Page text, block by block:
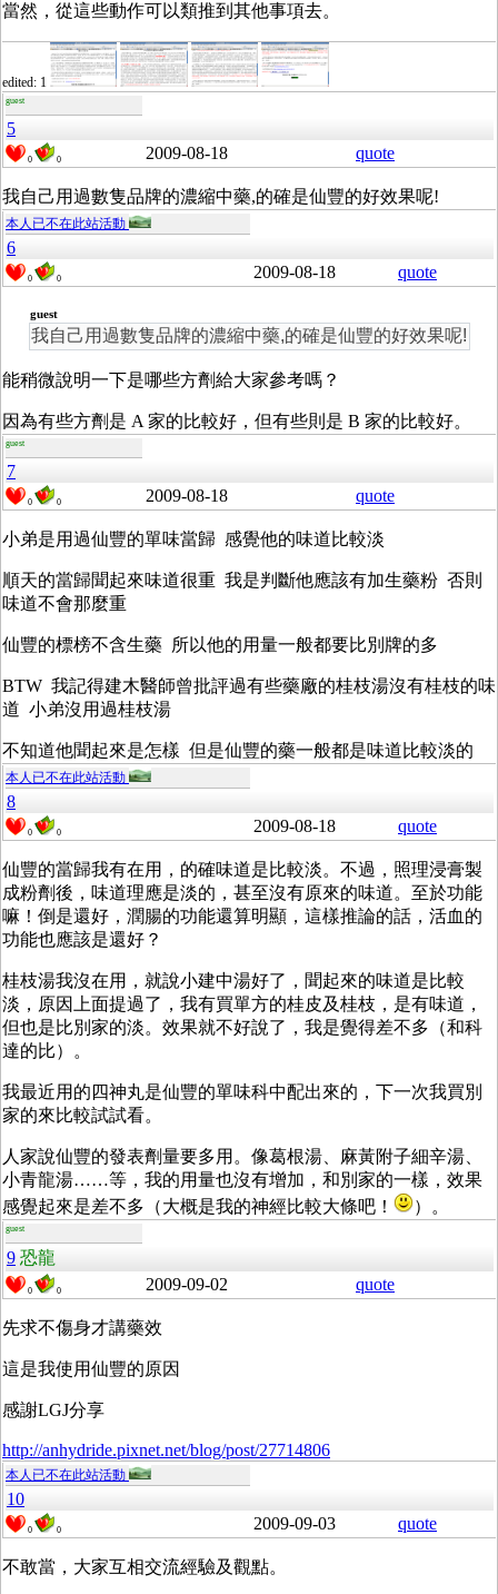
當然，從這些動作可以類推到其他事項去。
edited: 1
guest
5
0 0 2009-08-18 quote
我自己用過數隻品牌的濃縮中藥,的確是仙豐的好效果呢!
本人已不在此站活動
6
0 0 2009-08-18 quote
guest
我自己用過數隻品牌的濃縮中藥,的確是仙豐的好效果呢!
能稍微說明一下是哪些方劑給大家參考嗎？
因為有些方劑是 A 家的比較好，但有些則是 B 家的比較好。
guest
7
0 0 2009-08-18 quote
小弟是用過仙豐的單味當歸 感覺他的味道比較淡
順天的當歸聞起來味道很重 我是判斷他應該有加生藥粉 否則
味道不會那麼重
仙豐的標榜不含生藥 所以他的用量一般都要比別牌的多
BTW 我記得建木醫師曾批評過有些藥廠的桂枝湯沒有桂枝的味
道 小弟沒用過桂枝湯
不知道他聞起來是怎樣 但是仙豐的藥一般都是味道比較淡的
本人已不在此站活動
8
0 0 2009-08-18 quote
仙豐的當歸我有在用，的確味道是比較淡。不過，照理浸膏製
成粉劑後，味道理應是淡的，甚至沒有原來的味道。至於功能
嘛！倒是還好，潤腸的功能還算明顯，這樣推論的話，活血的
功能也應該是還好？
桂枝湯我沒在用，就說小建中湯好了，聞起來的味道是比較
淡，原因上面提過了，我有買單方的桂皮及桂枝，是有味道，
但也是比別家的淡。效果就不好說了，我是覺得差不多（和科
達的比）。
我最近用的四神丸是仙豐的單味科中配出來的，下一次我買別
家的來比較試試看。
人家說仙豐的發表劑量要多用。像葛根湯、麻黃附子細辛湯、
小青龍湯……等，我的用量也沒有增加，和別家的一樣，效果
感覺起來是差不多（大概是我的神經比較大條吧！
）。
guest
9 恐龍
0 0 2009-09-02 quote
先求不傷身才講藥效
這是我使用仙豐的原因
感謝LGJ分享
http://anhydride.pixnet.net/blog/post/27714806
本人已不在此站活動
10
0 0 2009-09-03 quote
不敢當，大家互相交流經驗及觀點。